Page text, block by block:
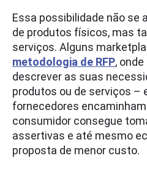
Essa possibilidade não se
de produtos físicos, mas
serviços. Alguns
metodologia de RFP,
descrever as suas
produtos ou de serviços –
fornecedores
consumidor consegue
assertivas e até mesmo
proposta de menor custo.